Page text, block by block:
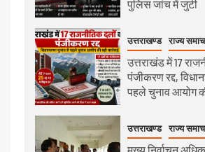
पुलिस जांच में जुटी
उत्तराखण्ड राज्य
उत्तराखंड में 17
पंजीकरण रद्द,
पहले चुनाव आयोग
उत्तराखण्ड राज्य